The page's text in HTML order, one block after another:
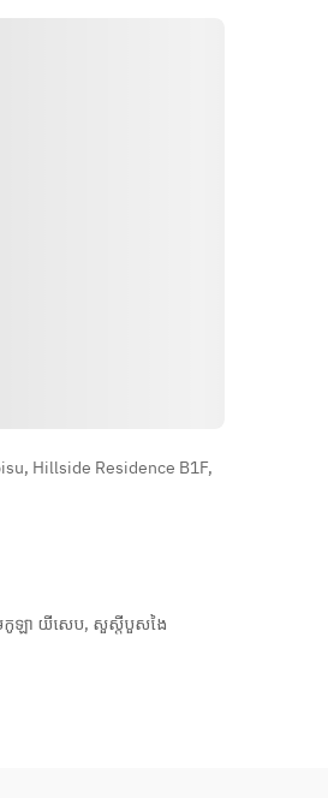
Hillside Residence B1F,
កូឡា យីសេប, សួស្តីបួសងៃ